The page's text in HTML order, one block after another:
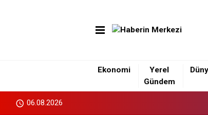
Ekonomi
Yerel
Gündem
06.08.2026